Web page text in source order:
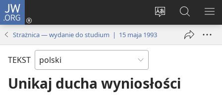
JW.ORG
Wybór
Logowanie
(opens
Szukaj
na
JW.ORG
Strażnica — wydanie do studium | 15 maja 1993
TEKST
Unikaj ducha wyniosłości